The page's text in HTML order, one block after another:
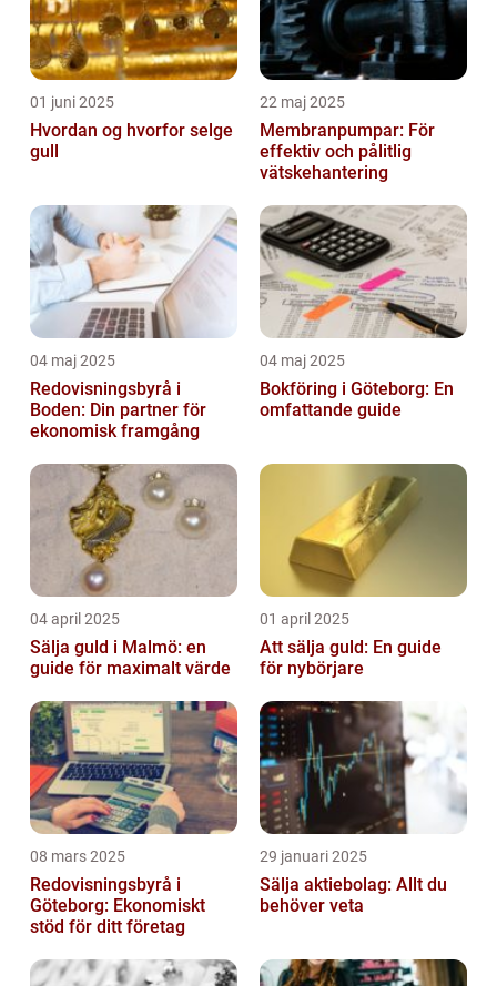
01 juni 2025
Hvordan og hvorfor selge
gull
22 maj 2025
Membranpumpar: För
effektiv och pålitlig
vätskehantering
04 maj 2025
Redovisningsbyrå i
Boden: Din partner för
ekonomisk framgång
04 maj 2025
Bokföring i Göteborg: En
omfattande guide
04 april 2025
Sälja guld i Malmö: en
guide för maximalt värde
01 april 2025
Att sälja guld: En guide
för nybörjare
08 mars 2025
Redovisningsbyrå i
Göteborg: Ekonomiskt
stöd för ditt företag
29 januari 2025
Sälja aktiebolag: Allt du
behöver veta